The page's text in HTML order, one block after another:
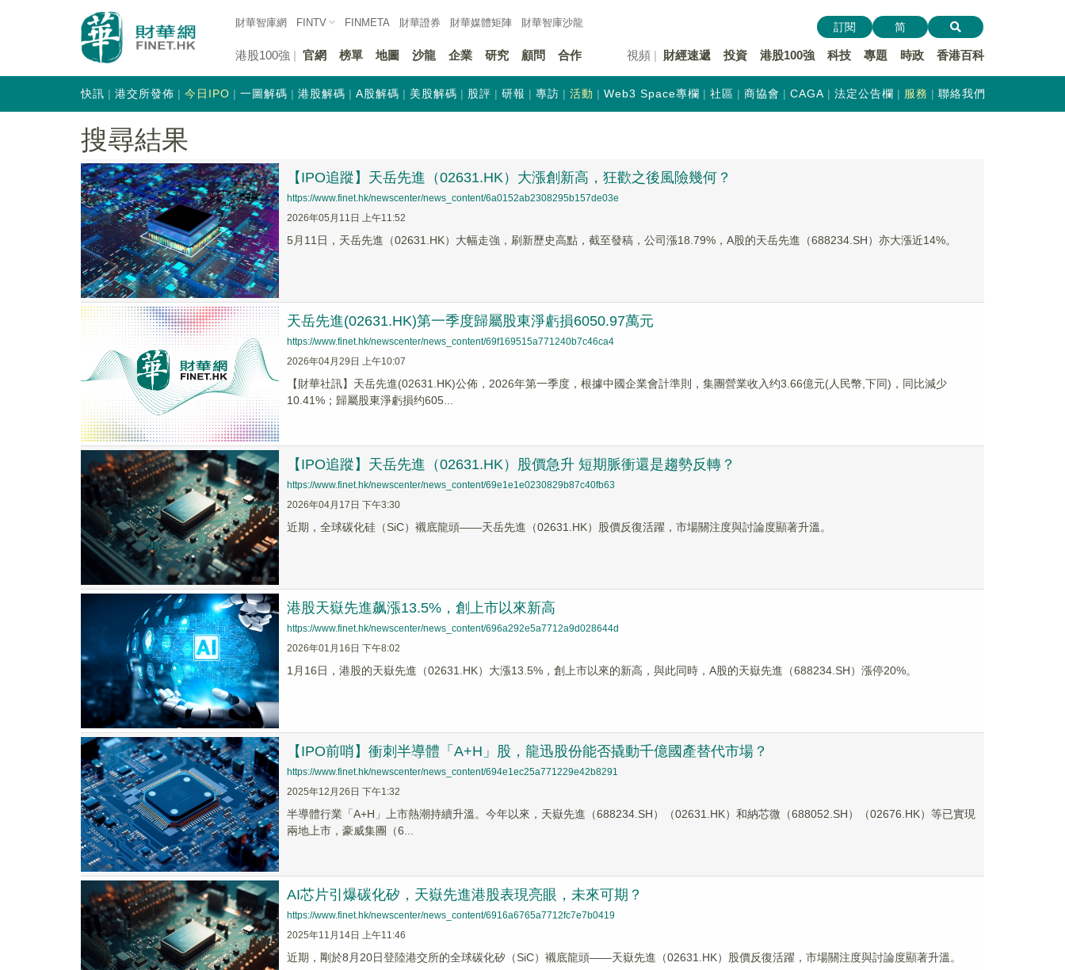
財華智庫網 FINTV FINMETA 財華證券 財華媒體矩陣 財華智庫沙龍
港股100強 官網 榜單 地圖 沙龍 企業 研究 顧問 合作 視頻 財經速遞 投資 港股100強 科技 專題 時政 香港百科
訂閱 简
快訊 港交所發佈 今日IPO 一圖解碼 港股解碼 A股解碼 美股解碼 股評 研報 專訪 活動 Web3 Space專欄 社區 商協會 CAGA 法定公告欄 服務 聯絡我們
搜尋結果
【IPO追蹤】天岳先進（02631.HK）大漲創新高，狂歡之後風險幾何？
https://www.finet.hk/newscenter/news_content/6a0152ab2308295b157de03e
2026年05月11日 上午11:52
5月11日，天岳先進（02631.HK）大幅走強，刷新歷史高點，截至發稿，公司漲18.79%，A股的天岳先進（688234.SH）亦大漲近14%。
天岳先進(02631.HK)第一季度歸屬股東淨虧損6050.97萬元
https://www.finet.hk/newscenter/news_content/69f169515a771240b7c46ca4
2026年04月29日 上午10:07
​【財華社訊】天岳先進(02631.HK)公佈，2026年第一季度，根據中國企業會計準則，集團營業收入约3.66億元(人民幣,下同)，同比減少
10.41%；歸屬股東淨虧損约605...
【IPO追蹤】天岳先進（02631.HK）股價急升 短期脈衝還是趨勢反轉？
https://www.finet.hk/newscenter/news_content/69e1e1e0230829b87c40fb63
2026年04月17日 下午3:30
近期，全球碳化硅（SiC）襯底龍頭——天岳先進（02631.HK）股價反復活躍，市場關注度與討論度顯著升溫。
港股天嶽先進飙漲13.5%，創上市以來新高
https://www.finet.hk/newscenter/news_content/696a292e5a7712a9d028644d
2026年01月16日 下午8:02
1月16日，港股的天嶽先進（02631.HK）大漲13.5%，創上市以來的新高，與此同時，A股的天嶽先進（688234.SH）漲停20%。
【IPO前哨】衝刺半導體「A+H」股，龍迅股份能否撬動千億國產替代市場？
https://www.finet.hk/newscenter/news_content/694e1ec25a771229e42b8291
2025年12月26日 下午1:32
半導體行業「A+H」上市熱潮持續升溫。今年以來，天嶽先進（688234.SH）（02631.HK）和納芯微（688052.SH）（02676.HK）等已實現
兩地上市，豪威集團（6...
AI芯片引爆碳化矽，天嶽先進港股表現亮眼，未來可期？
https://www.finet.hk/newscenter/news_content/6916a6765a7712fc7e7b0419
2025年11月14日 上午11:46
近期，剛於8月20日登陸港交所的全球碳化矽（SiC）襯底龍頭——天嶽先進（02631.HK）股價反復活躍，市場關注度與討論度顯著升溫。